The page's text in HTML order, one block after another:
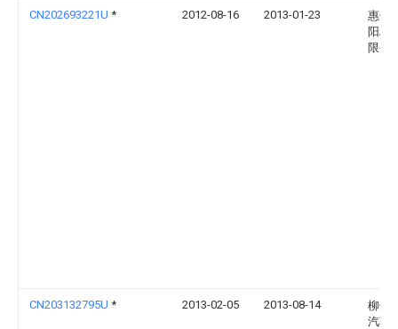
CN202693221U * 2012-08-16 2013-01-23
惠州
阳精
限公
CN203132795U * 2013-02-05 2013-08-14
柳州
汽车